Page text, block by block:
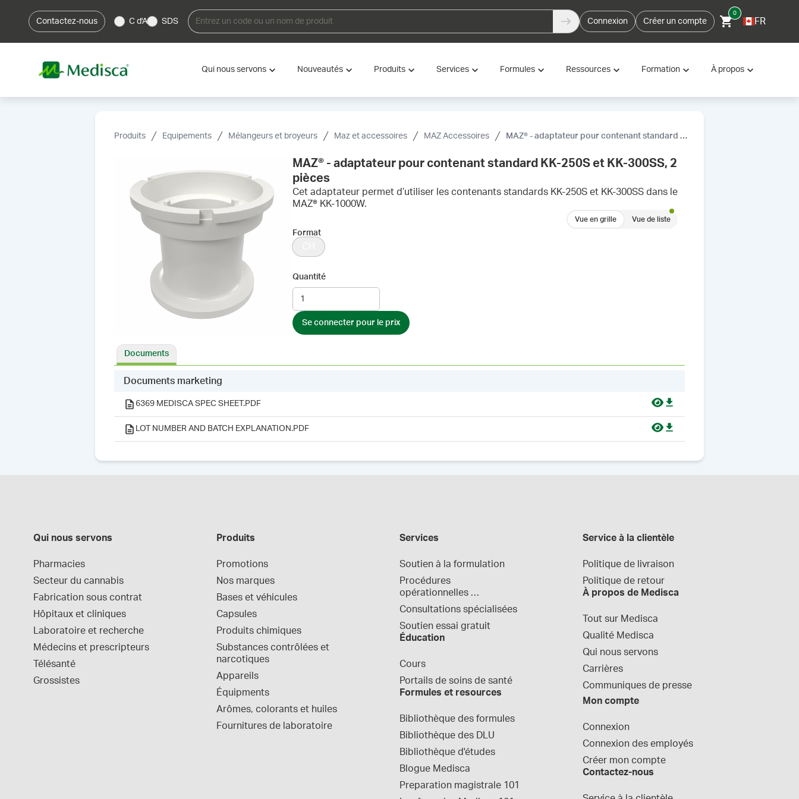
Contactez-nous C d'A SDS Connexion Créer un compte
0
FR
Qui nous servons Nouveautés Produits Services Formules Ressources Formation À propos
Produits Equipements Mélangeurs et broyeurs Maz et accessoires MAZ Accessoires MAZ® - adaptateur pour contenant standard KK-250S et KK-300SS, 2 pièces
MAZ® - adaptateur pour contenant standard KK-250S et KK-300SS, 2
pièces
Cet adaptateur permet d’utiliser les contenants standards KK-250S et KK-300SS dans le
MAZ® KK-1000W.
Vue en grille Vue de liste
Format
Quantité
Se connecter pour le prix
Documents
Documents marketing
6369 MEDISCA SPEC SHEET.PDF
LOT NUMBER AND BATCH EXPLANATION.PDF
Qui nous servons
Pharmacies
Secteur du cannabis
Fabrication sous contrat
Hôpitaux et cliniques
Laboratoire et recherche
Médecins et prescripteurs
Télésanté
Grossistes
Produits
Promotions
Nos marques
Bases et véhicules
Capsules
Produits chimiques
Substances contrôlées et
narcotiques
Appareils
Équipments
Arômes, colorants et huiles
Fournitures de laboratoire
Services
Soutien à la formulation
Procédures
opérationnelles
normalisées
Consultations spécialisées
Soutien essai gratuit
Éducation
Cours
Portails de soins de santé
Formules et resources
Bibliothèque des formules
Bibliothèque des DLU
Bibliothèque d'études
Blogue Medisca
Preparation magistrale 101
Service à la clientèle
Politique de livraison
Politique de retour
À propos de Medisca
Tout sur Medisca
Qualité Medisca
Qui nous servons
Carrières
Communiques de presse
Mon compte
Connexion
Connexion des employés
Créer mon compte
Contactez-nous